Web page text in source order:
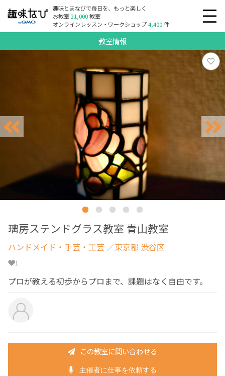
趣味とまなびで毎日を、もっと楽しく
お教室21,000教室
オンラインレッスン・ワークショップ4,400件
教室情報
璃房ステンドグラス教室 青山教室
ハンドメイド・手芸・工芸 ／東京都 渋谷区
1
プロが教える初歩からプロまで、課題はなく自由です。
この教室に問い合わせる
主催者に仕事を依頼する